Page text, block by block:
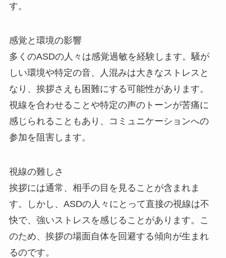
す。
感覚と環境の影響
多くのASDの人々は感覚過敏を経験します。騒が
しい環境や特定の音、人混みは大きなストレスと
なり、挨拶さえも困難にする可能性があります。
視線を合わせることや特定の声のトーンが苦痛に
感じられることもあり、コミュニケーションへの
参加を阻害します。
視線の難しさ
挨拶には通常、相手の目を見ることが含まれま
す。しかし、ASDの人々にとって直接の視線は不
快で、強いストレスを感じることがあります。こ
のため、挨拶の場面自体を回避する傾向が生まれ
るのです。